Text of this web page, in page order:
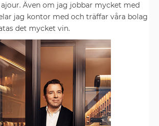
Även om jag jobbar mycket med
jag kontor med och träffar våra bolag
det mycket vin.